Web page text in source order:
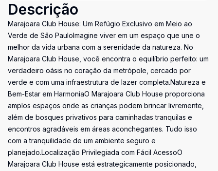
Descrição
Marajoara Club House: Um Refúgio Exclusivo em Meio ao
Verde de São PauloImagine viver em um espaço que une o
melhor da vida urbana com a serenidade da natureza. No
Marajoara Club House, você encontra o equilíbrio perfeito: um
verdadeiro oásis no coração da metrópole, cercado por
verde e com uma infraestrutura de lazer completa.Natureza e
Bem-Estar em HarmoniaO Marajoara Club House proporciona
amplos espaços onde as crianças podem brincar livremente,
além de bosques privativos para caminhadas tranquilas e
encontros agradáveis em áreas aconchegantes. Tudo isso
com a tranquilidade de um ambiente seguro e
planejado.Localização Privilegiada com Fácil AcessoO
Marajoara Club House está estrategicamente posicionado,